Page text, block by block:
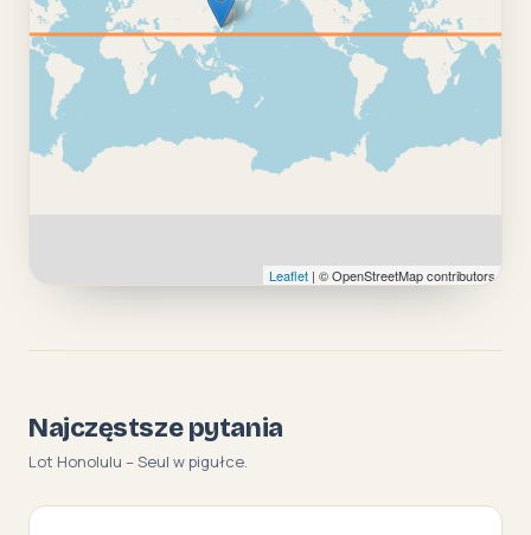
Leaflet | © OpenStreetMap contributors
Najczęstsze pytania
Lot Honolulu – Seul w pigułce.